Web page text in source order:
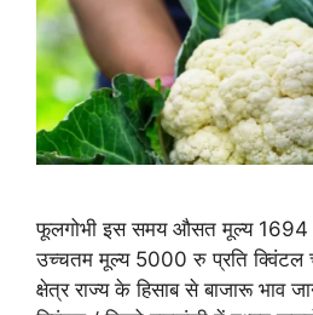
फूलगोभी इस समय औसत मूल्य 1694
उच्चतम मूल्य 5000 रु प्रति
क्षेत्र राज्य के हिसाब से बाजारू भाव